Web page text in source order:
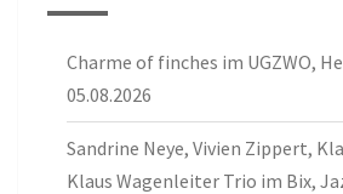
Charme of finches im UGZWO,
05.08.2026
Sandrine Neye, Vivien Zippert,
Klaus Wagenleiter Trio im Bix,